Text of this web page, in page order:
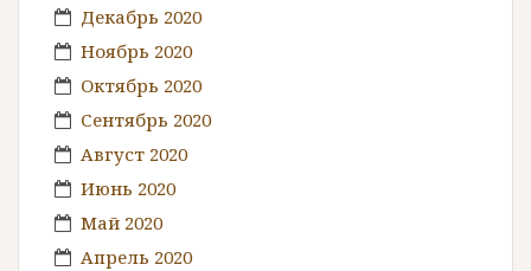
Декабрь 2020
Ноябрь 2020
Октябрь 2020
Сентябрь 2020
Август 2020
Июнь 2020
Май 2020
Апрель 2020